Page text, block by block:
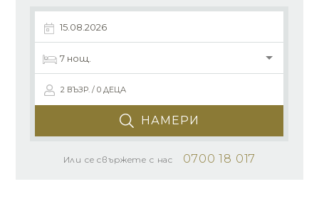
2 ВЪЗР. / 0 ДЕЦА
НАМЕРИ
Или се свържете с нас 0700 18 017